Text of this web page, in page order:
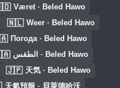
Været · Beled Hawo
🇳🇱 Weer · Beled Hawo
Погода · Beled Hawo
الطقس · Beled Hawo
🇯🇵 天気 · Beled Hawo
天氣預報 · 貝萊德哈沃